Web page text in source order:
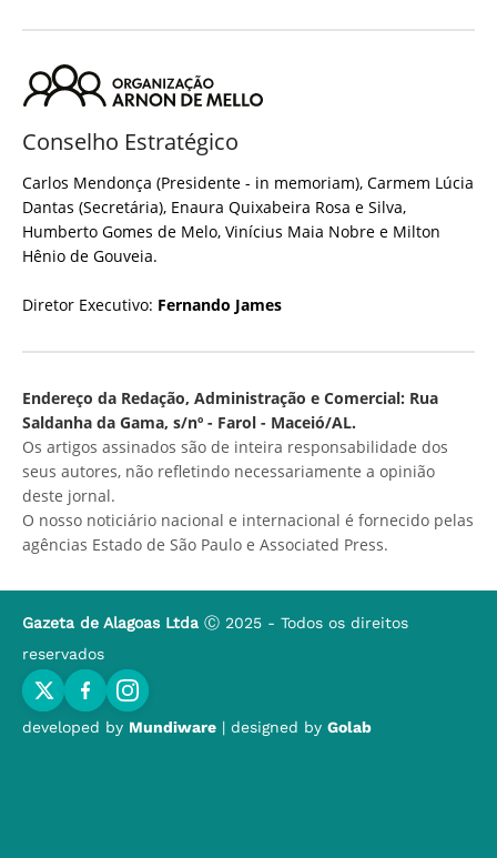
Conselho Estratégico
Carlos Mendonça (Presidente - in memoriam), Carmem Lúcia
Dantas (Secretária), Enaura Quixabeira Rosa e Silva,
Humberto Gomes de Melo, Vinícius Maia Nobre e Milton
Hênio de Gouveia.
Diretor Executivo: Fernando James
Endereço da Redação, Administração e Comercial: Rua
Saldanha da Gama, s/nº - Farol - Maceió/AL.
Os artigos assinados são de inteira responsabilidade dos
seus autores, não refletindo necessariamente a opinião
deste jornal.
O nosso noticiário nacional e internacional é fornecido pelas
agências Estado de São Paulo e Associated Press.
Gazeta de Alagoas Ltda Ⓒ 2025 - Todos os direitos
reservados
developed by Mundiware | designed by Golab